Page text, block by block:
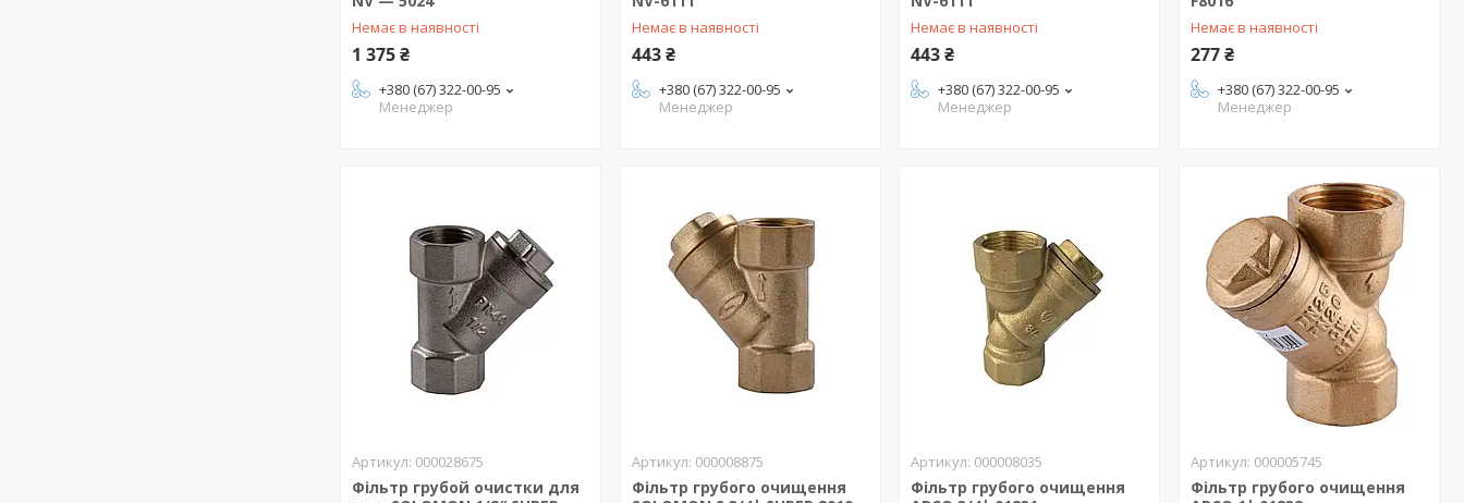
Немає в наявності
1 375 ₴
+380 (67) 322-00-95
Менеджер
Немає в наявності
443 ₴
+380 (67) 322-00-95
Менеджер
Немає в наявності
443 ₴
+380 (67) 322-00-95
Менеджер
Немає в наявності
277 ₴
+380 (67) 322-00-95
Менеджер
000028675
Фільтр грубой очистки для
000008875
Фільтр грубого очищення
000008035
Фільтр грубого очищення
000005745
Фільтр грубого очищення